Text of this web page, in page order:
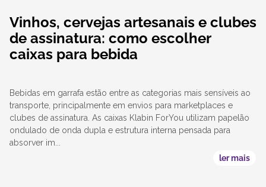
Vinhos, cervejas artesanais e clubes
de assinatura: como escolher
caixas para bebida
Bebidas em garrafa estão entre as categorias mais sensíveis ao
transporte, principalmente em envios para marketplaces e
clubes de assinatura. As caixas Klabin ForYou utilizam papelão
ondulado de onda dupla e estrutura interna pensada para
absorver im...
ler mais